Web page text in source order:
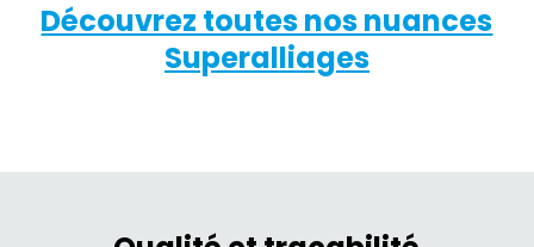
Découvrez toutes nos nuances
Superalliages